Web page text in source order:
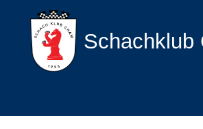
Schachklub